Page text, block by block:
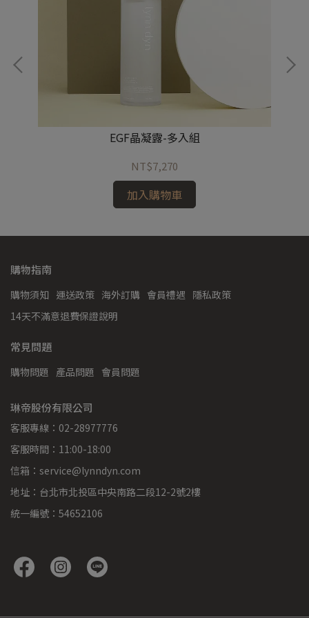
EGF晶凝露-多入組
NT$7,270
加入購物車
購物指南
購物須知 運送政策 海外訂購 會員禮遇 隱私政策
14天不滿意退費保證說明
常見問題
購物問題 產品問題 會員問題
琳帝股份有限公司
客服專線：02-28977776
客服時間：11:00-18:00
信箱：service@lynndyn.com
地址：台北市北投區中央南路二段12-2號2樓
統一編號：54652106